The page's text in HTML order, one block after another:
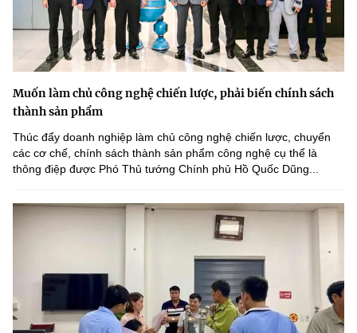
Muốn làm chủ công nghệ chiến lược, phải biến chính sách
thành sản phẩm
Thúc đẩy doanh nghiệp làm chủ công nghệ chiến lược, chuyển
các cơ chế, chính sách thành sản phẩm công nghệ cụ thể là
thông điệp được Phó Thủ tướng Chính phủ Hồ Quốc Dũng...